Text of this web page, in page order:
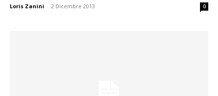
Loris Zanini - 2 Dicembre 2013 0